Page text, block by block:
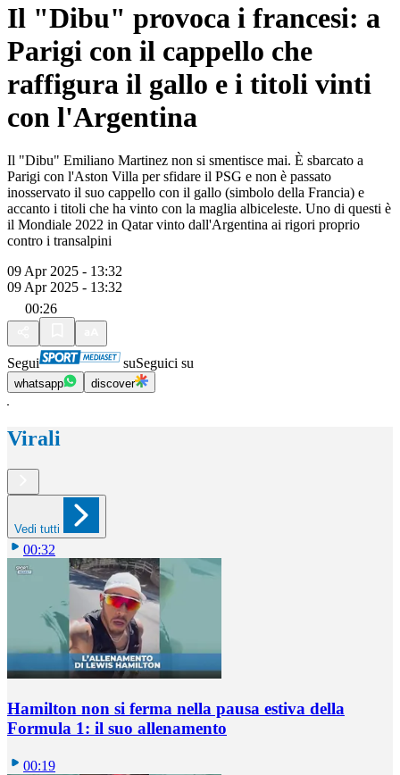
Il "Dibu" provoca i francesi: a
Parigi con il cappello che
raffigura il gallo e i titoli vinti
con l'Argentina
Il "Dibu" Emiliano Martinez non si smentisce mai. È sbarcato a
Parigi con l'Aston Villa per sfidare il PSG e non è passato
inosservato il suo cappello con il gallo (simbolo della Francia) e
accanto i titoli che ha vinto con la maglia albiceleste. Uno di questi è
il Mondiale 2022 in Qatar vinto dall'Argentina ai rigori proprio
contro i transalpini
09 Apr 2025 - 13:32
09 Apr 2025 - 13:32
00:26
Segui suSeguici su
whatsapp discover
Virali
Vedi tutti
00:32
Hamilton non si ferma nella pausa estiva della
Formula 1: il suo allenamento
00:19